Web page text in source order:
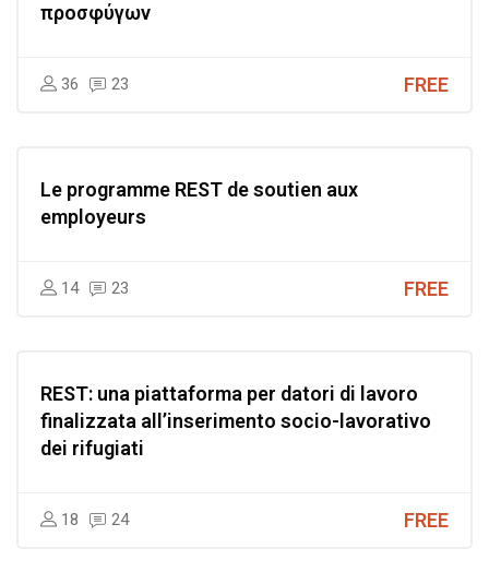
προσφύγων
36 23 FREE
Le programme REST de soutien aux
employeurs
14 23 FREE
REST: una piattaforma per datori di lavoro
finalizzata all’inserimento socio-lavorativo
dei rifugiati
18 24 FREE